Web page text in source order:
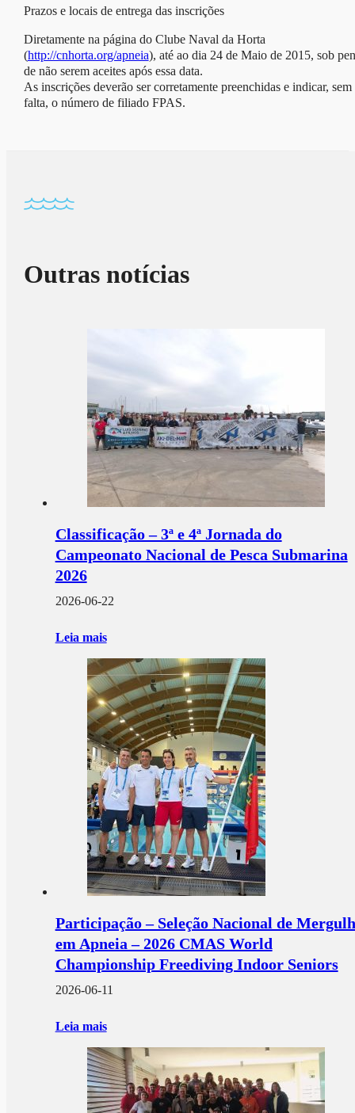
Prazos e locais de entrega das inscrições
Diretamente na página do Clube Naval da Horta
(http://cnhorta.org/apneia), até ao dia 24 de Maio de 2015, sob
de não serem aceites após essa data.
As inscrições deverão ser corretamente preenchidas e indicar, sem
falta, o número de filiado FPAS.
Outras notícias
Classificação – 3ª e 4ª Jornada do
Campeonato Nacional de Pesca Submarina
2026
2026-06-22
Leia mais
Participação – Seleção Nacional de
em Apneia – 2026 CMAS World
Championship Freediving Indoor Seniors
2026-06-11
Leia mais